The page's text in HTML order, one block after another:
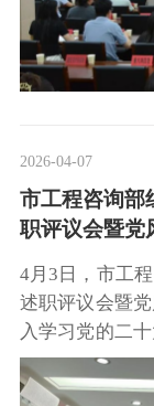
总要求，本次
资项目前期决
2026-04-07
市工程咨询部
职评议会暨党
4月3日，市工
述职评议会暨
入学习党的二
党的建设重要
部署和2026年